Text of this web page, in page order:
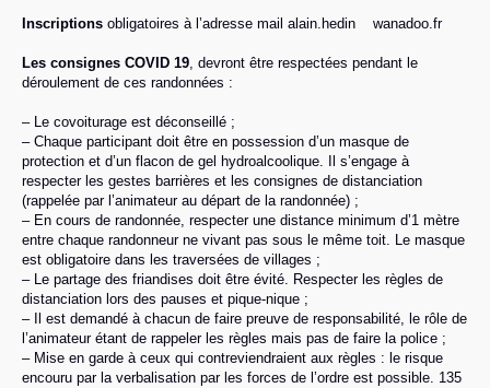
Inscriptions obligatoires à l’adresse mail alain.hedin wanadoo.fr
Les consignes COVID 19, devront être respectées pendant le
déroulement de ces randonnées :
– Le covoiturage est déconseillé ;
– Chaque participant doit être en possession d’un masque de
protection et d’un flacon de gel hydroalcoolique. Il s’engage à
respecter les gestes barrières et les consignes de distanciation
(rappelée par l’animateur au départ de la randonnée) ;
– En cours de randonnée, respecter une distance minimum d’1 mètre
entre chaque randonneur ne vivant pas sous le même toit. Le masque
est obligatoire dans les traversées de villages ;
– Le partage des friandises doit être évité. Respecter les règles de
distanciation lors des pauses et pique-nique ;
– Il est demandé à chacun de faire preuve de responsabilité, le rôle de
l’animateur étant de rappeler les règles mais pas de faire la police ;
– Mise en garde à ceux qui contreviendraient aux règles : le risque
encouru par la verbalisation par les forces de l’ordre est possible. 135